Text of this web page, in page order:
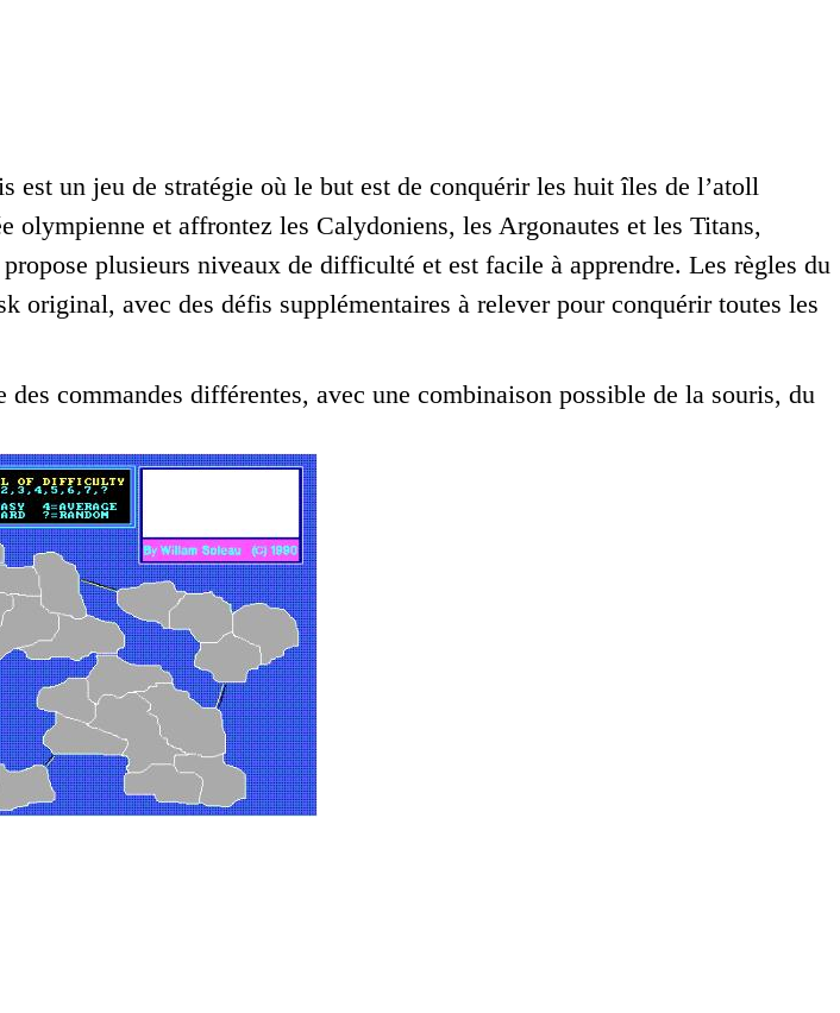
est un jeu de stratégie où le but est de conquérir les huit îles de l’atoll
olympienne et affrontez les Calydoniens, les Argonautes et les Titans,
plusieurs niveaux de difficulté et est facile à apprendre. Les règles du
original, avec des défis supplémentaires à relever pour conquérir toutes les
des commandes différentes, avec une combinaison possible de la souris, du